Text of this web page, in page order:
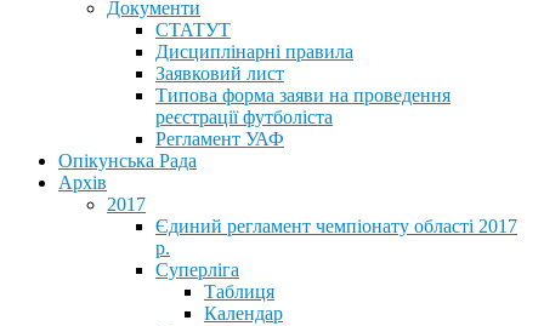
Документи
СТАТУТ
Дисциплінарні правила
Заявковий лист
Типова форма заяви на проведення
реєстрації футболіста
Регламент УАФ
Опікунська Рада
Архів
2017
Єдиний регламент чемпіонату області 2017
р.
Суперліга
Таблиця
Календар